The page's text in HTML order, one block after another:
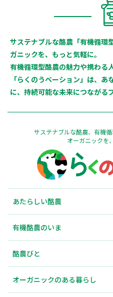
サステナブルな酪農「有機循環
ガニックを、もっと気軽に。
有機循環型酪農の魅力や携わる
「らくのうベーション」は、
に、持続可能な未来につながる
サステナブルな酪農、有機
オーガニックを
あたらしい酪農
有機酪農のいま
酪農びと
オーガニックのある暮らし